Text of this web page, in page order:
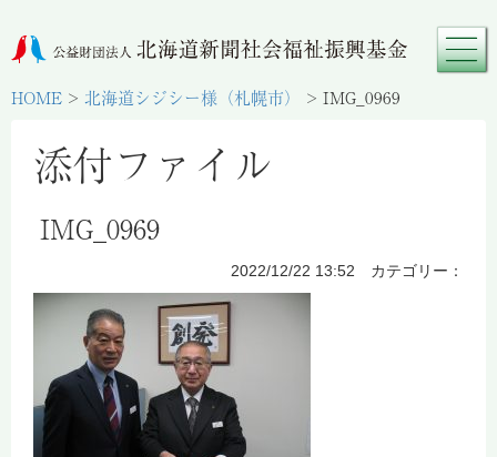
HOME > 北海道シジシー様（札幌市） > IMG_0969
添付ファイル
IMG_0969
2022/12/22 13:52 カテゴリー：